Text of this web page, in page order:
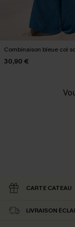
Combinaison bleue col
30,90 €
CARTE CATEAU
LIVRAISON